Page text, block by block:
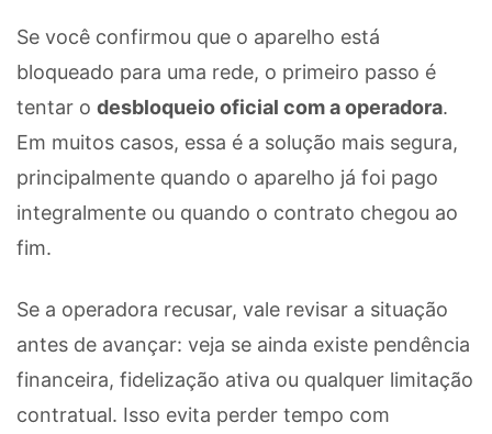
Se você confirmou que o aparelho está
bloqueado para uma rede, o primeiro passo é
tentar o desbloqueio oficial com a operadora.
Em muitos casos, essa é a solução mais segura,
principalmente quando o aparelho já foi pago
integralmente ou quando o contrato chegou ao
fim.
Se a operadora recusar, vale revisar a situação
antes de avançar: veja se ainda existe pendência
financeira, fidelização ativa ou qualquer limitação
contratual. Isso evita perder tempo com